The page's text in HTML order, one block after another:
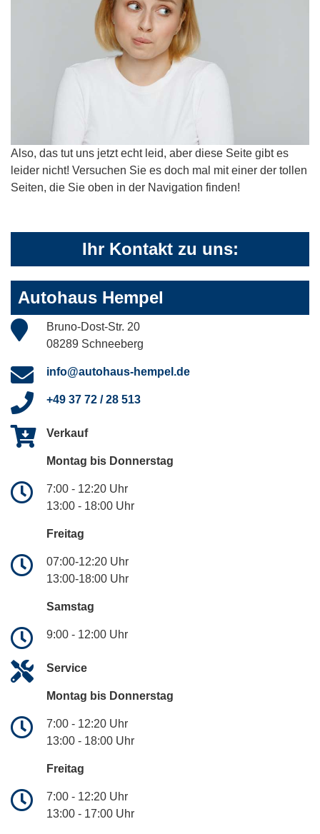
Also, das tut uns jetzt echt leid, aber diese Seite gibt es
leider nicht! Versuchen Sie es doch mal mit einer der tollen
Seiten, die Sie oben in der Navigation finden!
Ihr Kontakt zu uns:
Autohaus Hempel
Bruno-Dost-Str. 20
08289 Schneeberg
info@autohaus-hempel.de
+49 37 72 / 28 513
Verkauf
Montag bis Donnerstag
7:00 - 12:20 Uhr
13:00 - 18:00 Uhr
Freitag
07:00-12:20 Uhr
13:00-18:00 Uhr
Samstag
9:00 - 12:00 Uhr
Service
Montag bis Donnerstag
7:00 - 12:20 Uhr
13:00 - 18:00 Uhr
Freitag
7:00 - 12:20 Uhr
13:00 - 17:00 Uhr